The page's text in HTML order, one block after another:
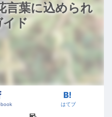
言葉に込められ
ド
はてブ